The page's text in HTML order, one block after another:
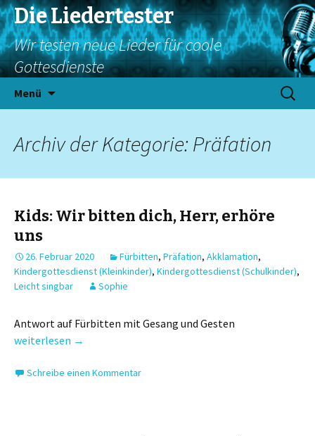
Die Liedertester
Wir testen neue Lieder für coole
Gottesdienste
Menü
Suchen
nach:
Archiv der Kategorie: Präfation
Kids: Wir bitten dich, Herr, erhöre
uns
26. Februar 2020 Fürbitten, Präfation, Akklamation,
Kindergottesdienst (Kleinkinder), Kindergottesdienst (Schulkinder),
Leicht singbar
Sophie
Antwort auf Fürbitten mit Gesang und Gesten
Kids: Wir bitten dich, Herr, erhöre uns
weiterlesen →
Schreibe einen Kommentar